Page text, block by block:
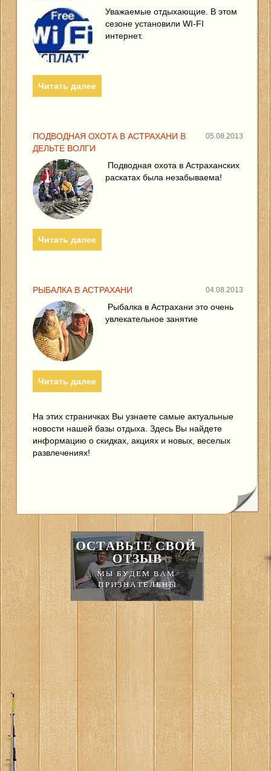
Уважаемые отдыхающие. В этом
сезоне установили WI-FI
интернет.
Читать далее
05.08.2013
ПОДВОДНАЯ ОХОТА В АСТРАХАНИ В
ДЕЛЬТЕ ВОЛГИ
Подводная охота в Астраханских
раскатах была незабываема!
Читать далее
04.08.2013
РЫБАЛКА В АСТРАХАНИ
Рыбалка в Астрахани это очень
увлекательное занятие
Читать далее
На этих страничках Вы узнаете самые актуальные
новости нашей базы отдыха. Здесь Вы найдете
информацию о скидках, акциях и новых, веселых
развлечениях!